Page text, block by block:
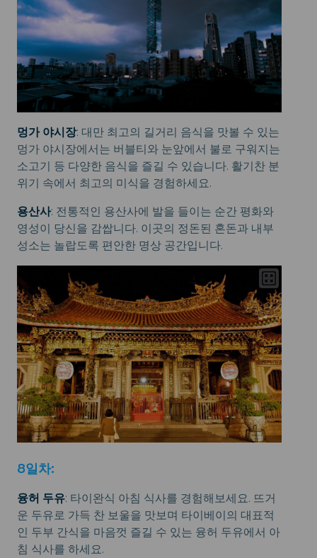
멍가 야시장: 대만 최고의 길거리 음식을 맛볼 수 있는
멍가 야시장에서는 버블티와 눈앞에서 불로 구워지는
소고기 등 다양한 음식을 즐길 수 있습니다. 활기찬 분
위기 속에서 최고의 미식을 경험하세요.
용산사: 전통적인 용산사에 발을 들이는 순간 평화와
영성이 당신을 감쌉니다. 이곳의 정돈된 혼돈과 내부
성소는 놀랍도록 편안한 명상 공간입니다.
8일차:
융허 두유: 타이완식 아침 식사를 경험해보세요. 뜨거
운 두유로 가득 찬 보울을 맛보며 타이베이의 대표적
인 두부 간식을 마음껏 즐길 수 있는 융허 두유에서 아
침 식사를 하세요.